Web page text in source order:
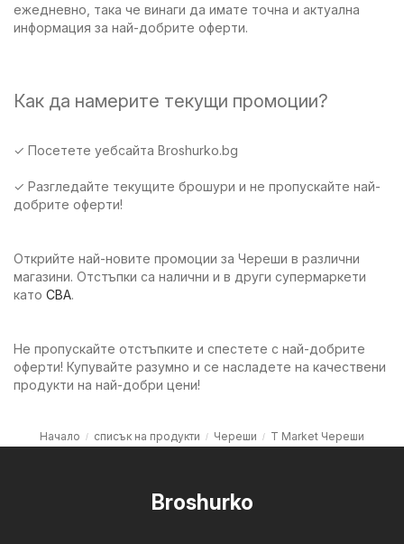
ежедневно, така че винаги да имате точна и актуална
информация за най-добрите оферти.
Как да намерите текущи промоции?
✓ Посетете уебсайта Broshurko.bg
✓ Разгледайте текущите брошури и не пропускайте най-
добрите оферти!
Открийте най-новите промоции за Череши в различни
магазини. Отстъпки са налични и в други супермаркети
като CBA.
Не пропускайте отстъпките и спестете с най-добрите
оферти! Купувайте разумно и се насладете на качествени
продукти на най-добри цени!
Начало списък на продукти Череши T Market Череши
Broshurko